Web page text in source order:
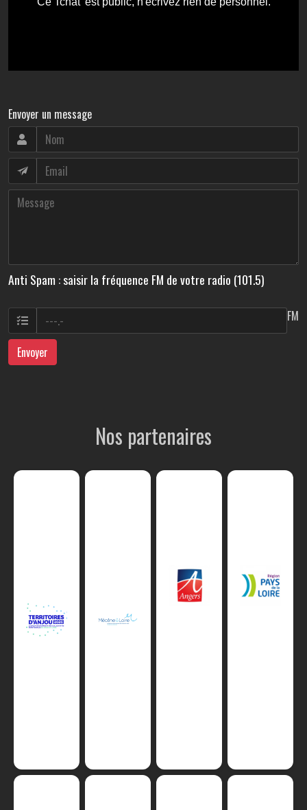
Envoyer un message
Anti Spam : saisir la fréquence FM de votre radio (101.5)
FM
Envoyer
Nos partenaires